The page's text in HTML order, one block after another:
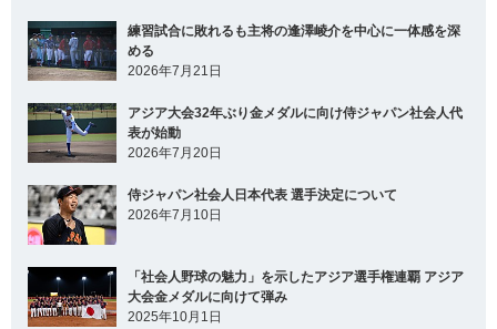
練習試合に敗れるも主将の逢澤崚介を中心に一体感を深
める
2026年7月21日
アジア大会32年ぶり金メダルに向け侍ジャパン社会人代
表が始動
2026年7月20日
侍ジャパン社会人日本代表 選手決定について
2026年7月10日
「社会人野球の魅力」を示したアジア選手権連覇 アジア
大会金メダルに向けて弾み
2025年10月1日